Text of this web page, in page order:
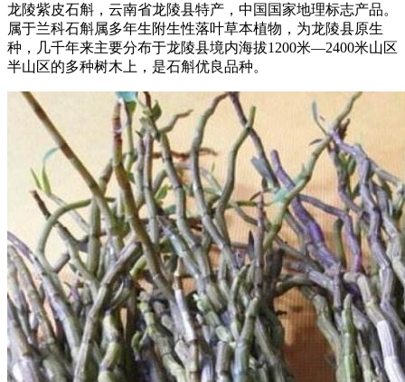
龙陵紫皮石斛，云南省龙陵县特产，中国国家地理标志产品。
属于兰科石斛属多年生附生性落叶草本植物，为龙陵县原生
种，几千年来主要分布于龙陵县境内海拔1200米—2400米山区
半山区的多种树木上，是石斛优良品种。